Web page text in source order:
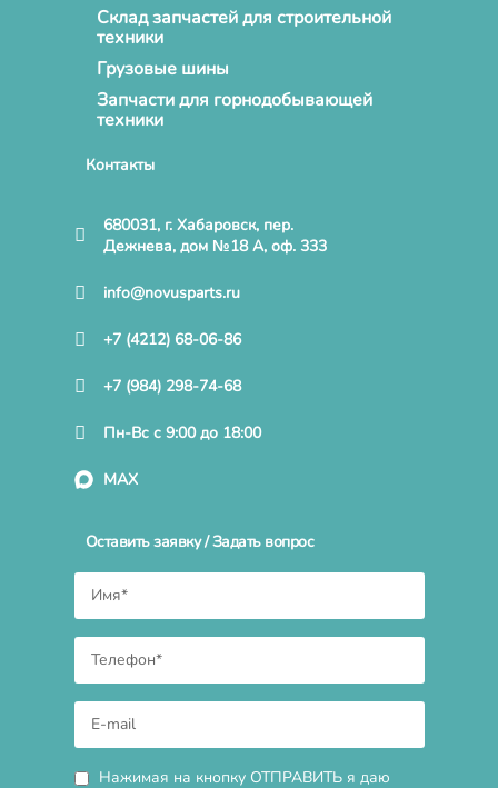
Склад запчастей для строительной
техники
Грузовые шины
Запчасти для горнодобывающей
техники
Контакты
680031, г. Хабаровск, пер.
Дежнева, дом №18 А, оф. 333
info@novusparts.ru
+7 (4212) 68-06-86
+7 (984) 298-74-68
Пн-Вс с 9:00 до 18:00
MAX
Оставить заявку / Задать вопрос
Нажимая на кнопку ОТПРАВИТЬ я даю